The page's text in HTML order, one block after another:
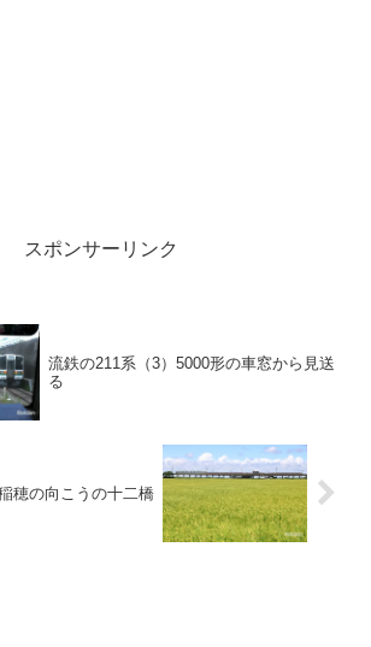
スポンサーリンク
流鉄の211系（3）5000形の車窓から見送
る
穂の向こうの十二橋